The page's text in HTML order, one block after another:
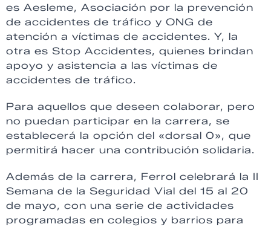
es Aesleme, Asociación por la prevención
de accidentes de tráfico y ONG de
atención a víctimas de accidentes. Y, la
otra es Stop Accidentes, quienes brindan
apoyo y asistencia a las víctimas de
accidentes de tráfico.
Para aquellos que deseen colaborar, pero
no puedan participar en la carrera, se
establecerá la opción del «dorsal 0», que
permitirá hacer una contribución solidaria.
Además de la carrera, Ferrol celebrará la II
Semana de la Seguridad Vial del 15 al 20
de mayo, con una serie de actividades
programadas en colegios y barrios para